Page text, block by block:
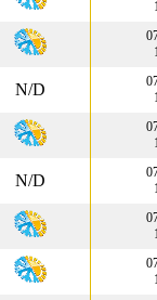
N/D
N/D